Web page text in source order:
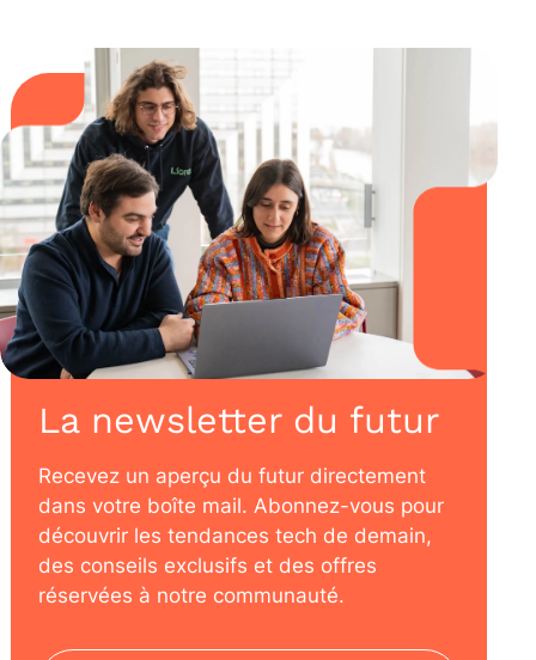
La newsletter du futur
Recevez un aperçu du futur directement
dans votre boîte mail. Abonnez-vous pour
découvrir les tendances tech de demain,
des conseils exclusifs et des offres
réservées à notre communauté.